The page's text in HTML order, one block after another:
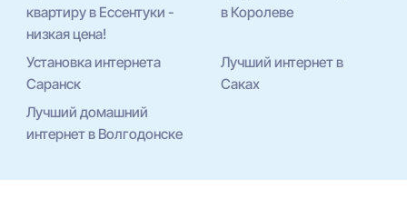
квартиру в Ессентуки -
низкая цена!
в Королеве
Установка интернета
Саранск
Лучший интернет в
Саках
Лучший домашний
интернет в Волгодонске